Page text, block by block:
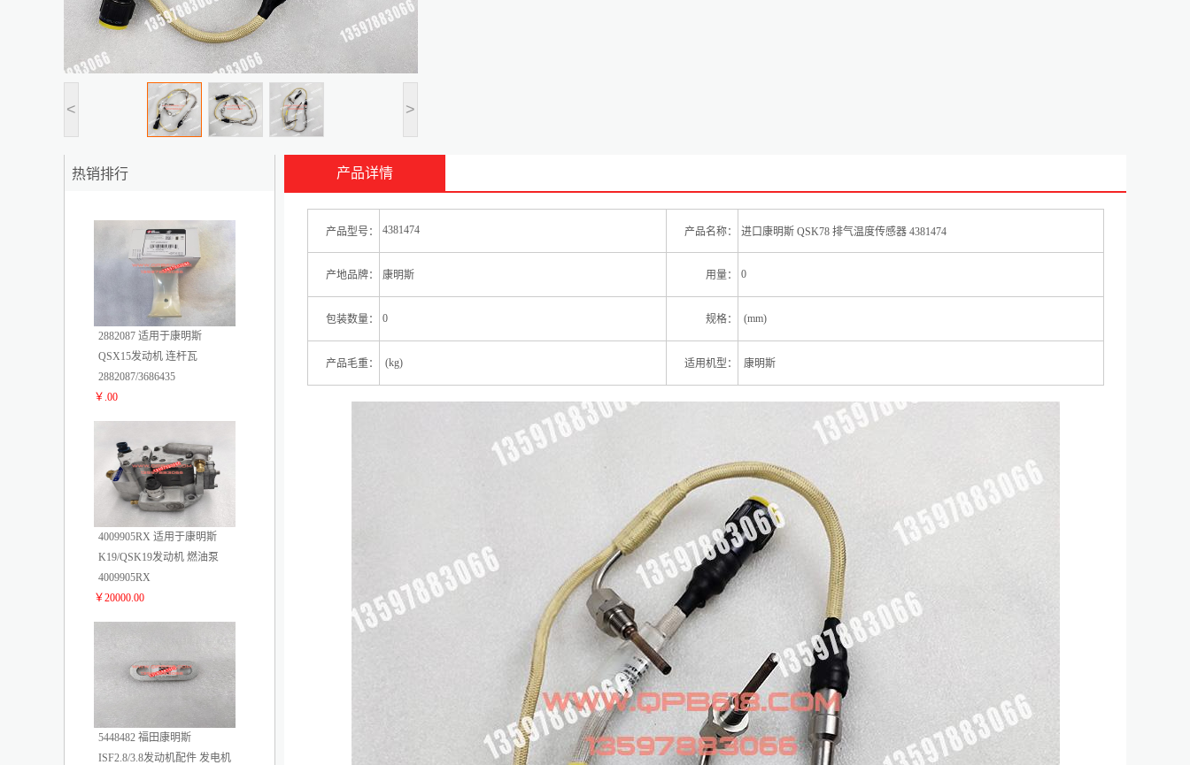
< >
热销排行
2882087 适用于康明斯
QSX15发动机 连杆瓦
2882087/3686435
￥.00
4009905RX 适用于康明斯
K19/QSK19发动机 燃油泵
4009905RX
￥20000.00
5448482 福田康明斯
ISF2.8/3.8发动机配件 发电机
产品详情
产品型号： 4381474 产品名称： 进口康明斯 QSK78 排气温度传感器 4381474
产地品牌： 康明斯 用量： 0
包装数量： 0 规格： (mm)
产品毛重： (kg) 适用机型： 康明斯